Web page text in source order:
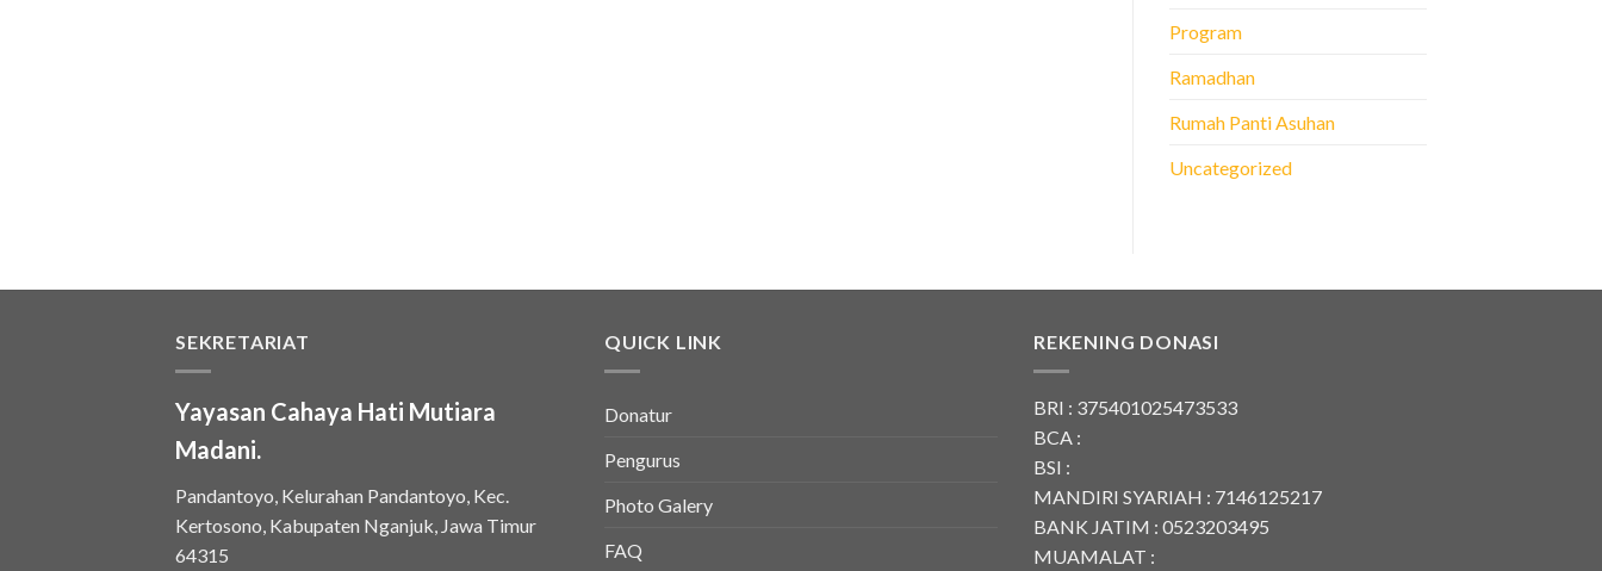
Program
Ramadhan
Rumah Panti Asuhan
Uncategorized
SEKRETARIAT
Yayasan Cahaya Hati Mutiara
Madani.
Pandantoyo, Kelurahan Pandantoyo, Kec.
Kertosono, Kabupaten Nganjuk, Jawa Timur
64315
QUICK LINK
Donatur
Pengurus
Photo Galery
FAQ
REKENING DONASI
BRI : 375401025473533
BCA :
BSI :
MANDIRI SYARIAH : 7146125217
BANK JATIM : 0523203495
MUAMALAT :